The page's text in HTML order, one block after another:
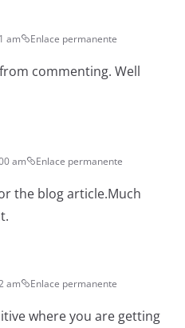
am Enlace permanente
commenting. Well
am Enlace permanente
the blog article.Much
am Enlace permanente
where you are getting